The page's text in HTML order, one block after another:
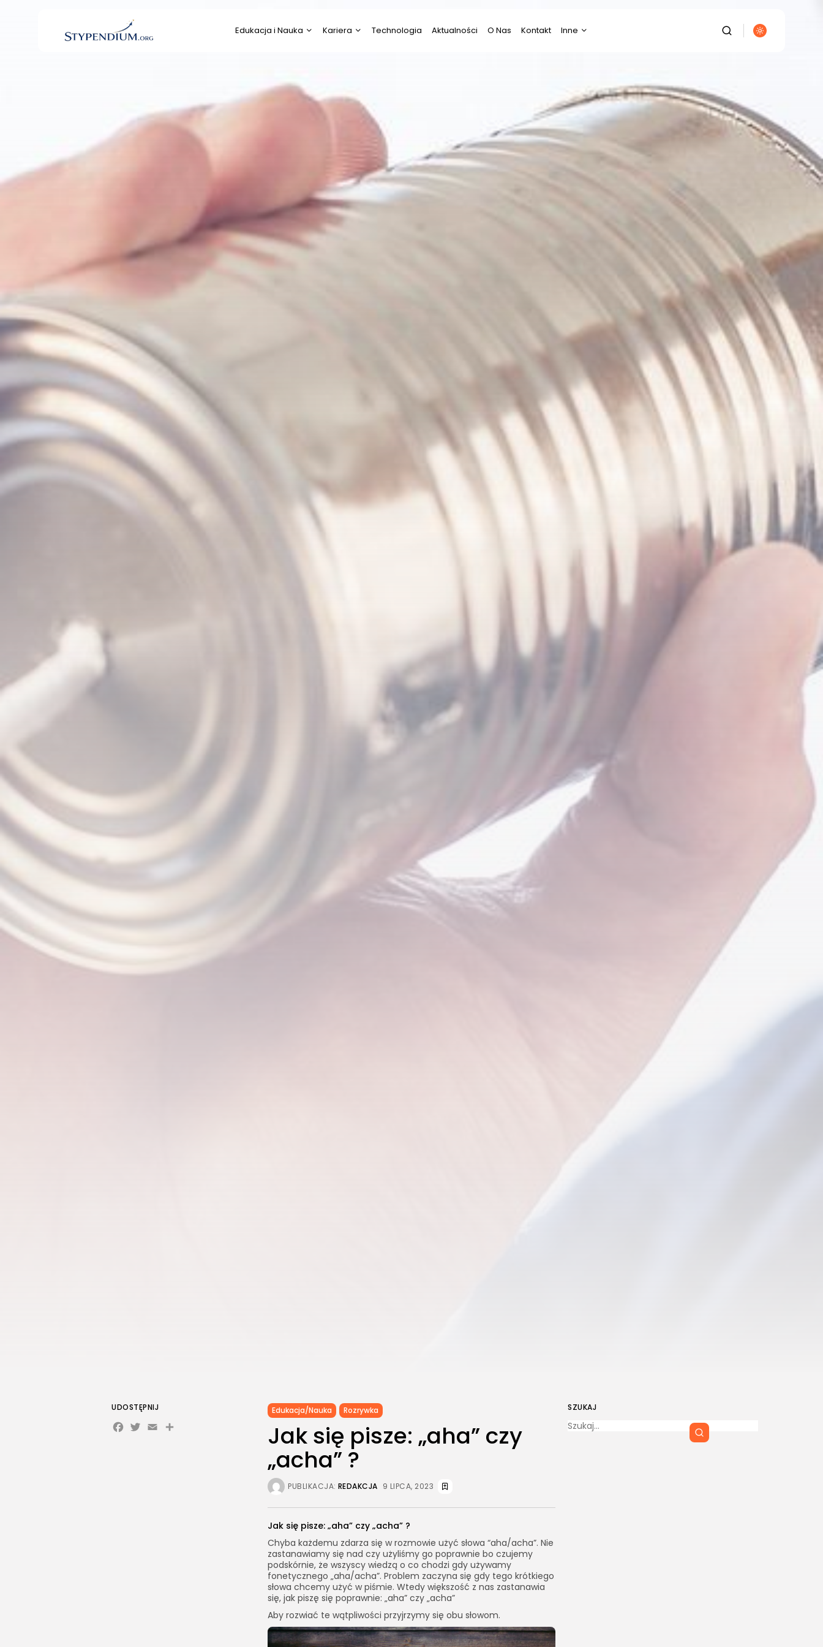
Edukacja i Nauka
Kultura/Sztuka
Kariera
Prawo
Technologia Aktualności O Nas Kontakt Inne
Diety/Odchudzanie
Dom/Ogród
Ekologia
Elektronika
Finanse/Biznes
It/Komputery/Gry
Rodzina/Dziecko/Ciąża
RTV/AGD
Ślub/Wesele
Sport/Fitness/Kulturystyka
Transport/Logistyka
Turystyka/Podróże
Uroda
for:
SZUKAJ
Edukacja/Nauka Rozrywka
Jak się pisze: „aha” czy
„acha” ?
PUBLIKACJA: REDAKCJA 9 LIPCA, 2023
Jak się pisze: „aha” czy „acha” ?
Chyba każdemu zdarza się w rozmowie użyć słowa “aha/acha”. Nie
zastanawiamy się nad czy użyliśmy go poprawnie bo czujemy
podskórnie, że wszyscy wiedzą o co chodzi gdy używamy
fonetycznego „aha/acha”. Problem zaczyna się gdy tego krótkiego
słowa chcemy użyć w piśmie. Wtedy większość z nas zastanawia
się, jak piszę się poprawnie: „aha” czy „acha”
Aby rozwiać te wątpliwości przyjrzymy się obu słowom.
UDOSTĘPNIJ
Facebook
Twitter
EmailShare